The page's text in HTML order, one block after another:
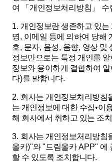
여
「개인정보처리방침 」 수
1. 개인정보란 생존하고 있
명, 이메일 등에 의하여 당해
호, 문자, 음성, 음향, 영상 및
정보만으로는 특정 개인를
정보와 용이하게 결합하여
다)를 말합니다.
2. 회사는 개인정보처리방침
는 개인정보에 대한 수집•이
해 회사에서 취하고 있는 조
3. 회사는 개인정보처리방침
올카)"와"드림올카APP" 에
할 수 있도록 조치합니다.